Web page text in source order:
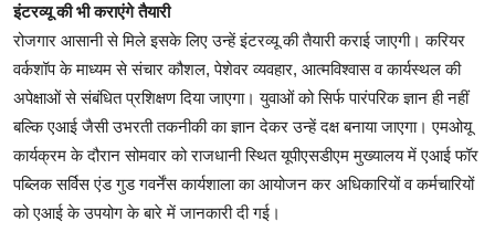
इंटरव्यू की भी कराएंगे तैयारी
रोजगार आसानी से मिले इसके लिए उन्हें इंटरव्यू की तैयारी कराई जाएगी। करियर
वर्कशॉप के माध्यम से संचार कौशल, पेशेवर व्यवहार, आत्मविश्वास व कार्यस्थल की
अपेक्षाओं से संबंधित प्रशिक्षण दिया जाएगा। युवाओं को सिर्फ पारंपरिक ज्ञान ही नहीं
बल्कि एआई जैसी उभरती तकनीकी का ज्ञान देकर उन्हें दक्ष बनाया जाएगा। एमओयू
कार्यक्रम के दौरान सोमवार को राजधानी स्थित यूपीएसडीएम मुख्यालय में एआई फॉर
पब्लिक सर्विस एंड गुड गवर्नेंस कार्यशाला का आयोजन कर अधिकारियों व कर्मचारियों
को एआई के उपयोग के बारे में जानकारी दी गई।